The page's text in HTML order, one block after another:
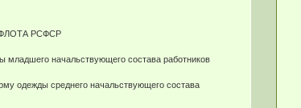
РСФСР
начальствующего состава работников
одежды среднего начальствующего состава